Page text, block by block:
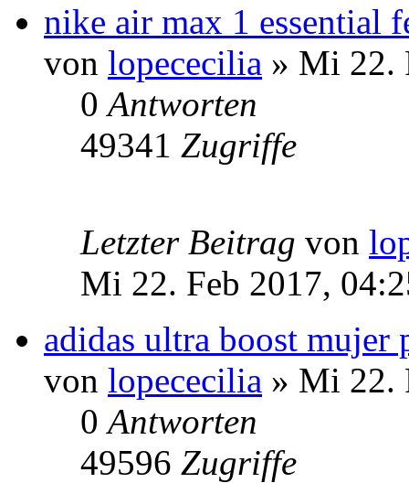
nike air max 1 essential
von lopececilia » Mi 22.
0 Antworten
49341 Zugriffe
Letzter Beitrag von
Mi 22. Feb 2017,
adidas ultra boost mujer
von lopececilia » Mi 22.
0 Antworten
49596 Zugriffe